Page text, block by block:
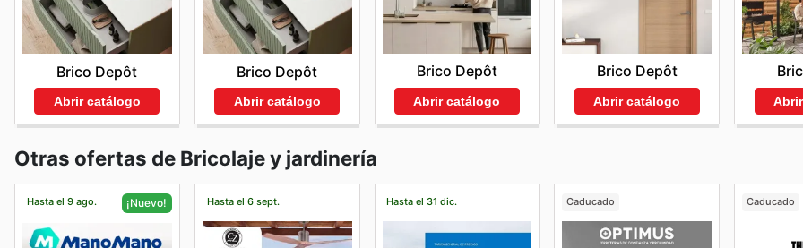
Brico Depôt
Abrir catálogo
Brico Depôt
Abrir catálogo
Brico Depôt
Abrir catálogo
Brico Depôt
Abrir catálogo
Otras ofertas de Bricolaje y jardinería
Hasta el 9 ago. ¡Nuevo! Hasta el 6 sept. Hasta el 31 dic. Caducado Caducado